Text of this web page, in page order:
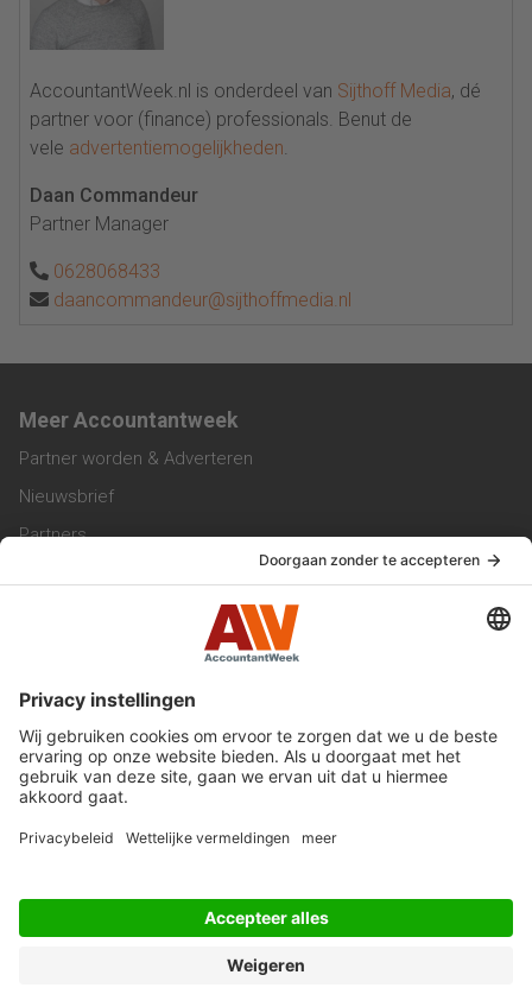
AccountantWeek.nl is onderdeel van Sijthoff Media, dé
partner voor (finance) professionals. Benut de
vele advertentiemogelijkheden.
Daan Commandeur
Partner Manager
0628068433
daancommandeur@sijthoffmedia.nl
Meer Accountantweek
Partner worden & Adverteren
Nieuwsbrief
Partners
Werken bij ons
Privacy Statement
Algemene Voorwaarden
Privacyinstellingen